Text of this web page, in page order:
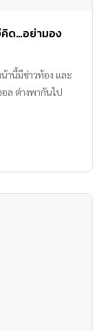
ด…อย่ามอง
านี้มีข่าวท้อง และ
ล ต่างพากันไป